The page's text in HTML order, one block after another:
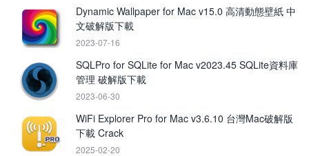
Dynamic Wallpaper for Mac v15.0 高清動態壁紙 中
文破解版下載
2023-07-16
SQLPro for SQLite for Mac v2023.45 SQLite資料庫
管理 破解版下載
2023-06-30
WiFi Explorer Pro for Mac v3.6.10 台灣Mac破解版
下載 Crack
2025-02-20